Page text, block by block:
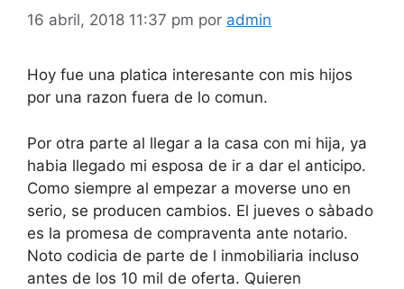
16 abril, 2018 11:37 pm por admin
Hoy fue una platica interesante con mis hijos
por una razon fuera de lo comun.
Por otra parte al llegar a la casa con mi hija, ya
habia llegado mi esposa de ir a dar el anticipo.
Como siempre al empezar a moverse uno en
serio, se producen cambios. El jueves o sàbado
es la promesa de compraventa ante notario.
Noto codicia de parte de l inmobiliaria incluso
antes de los 10 mil de oferta. Quieren